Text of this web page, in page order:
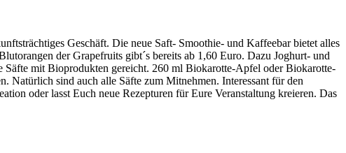
Geschäft. Die neue Saft- Smoothie- und Kaffeebar bietet alles
der Grapefruits gibt´s bereits ab 1,60 Euro. Dazu Joghurt- und
Säfte mit Bioprodukten gereicht. 260 ml Biokarotte-Apfel oder Biokarotte-
sind auch alle Säfte zum Mitnehmen. Interessant für den
oder lasst Euch neue Rezepturen für Eure Veranstaltung kreieren. Das